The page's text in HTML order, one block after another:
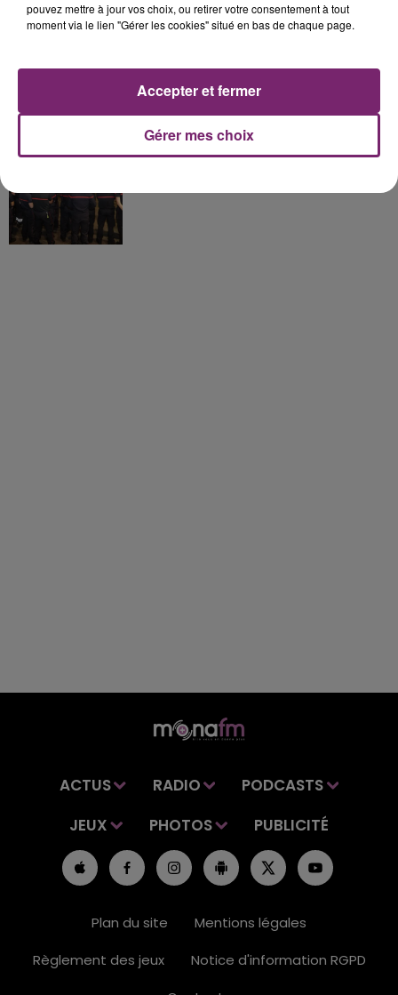
éclipse solaire du 12 Août 2026
158 pompiers de la région sont
partis hier soir pour la Gironde
ACTUS RADIO
PODCASTS
JEUX
PHOTOS PUBLICITÉ
Plan du site
Mentions légales
Règlement des jeux
Notice d'information RGPD
pouvez mettre à jour vos choix, ou retirer votre consentement à tout
moment via le lien "Gérer les cookies" situé en bas de chaque page.
Gérer mes choix
Accepter et fermer